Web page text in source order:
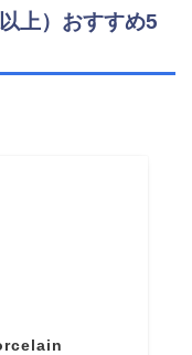
上）おすすめ5